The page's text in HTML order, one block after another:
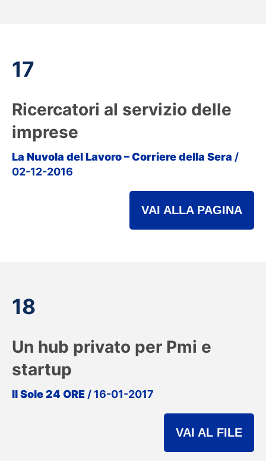
17
Ricercatori al servizio delle
imprese
La Nuvola del Lavoro – Corriere della Sera /
02-12-2016
VAI ALLA PAGINA
18
Un hub privato per Pmi e
startup
Il Sole 24 ORE / 16-01-2017
VAI AL FILE